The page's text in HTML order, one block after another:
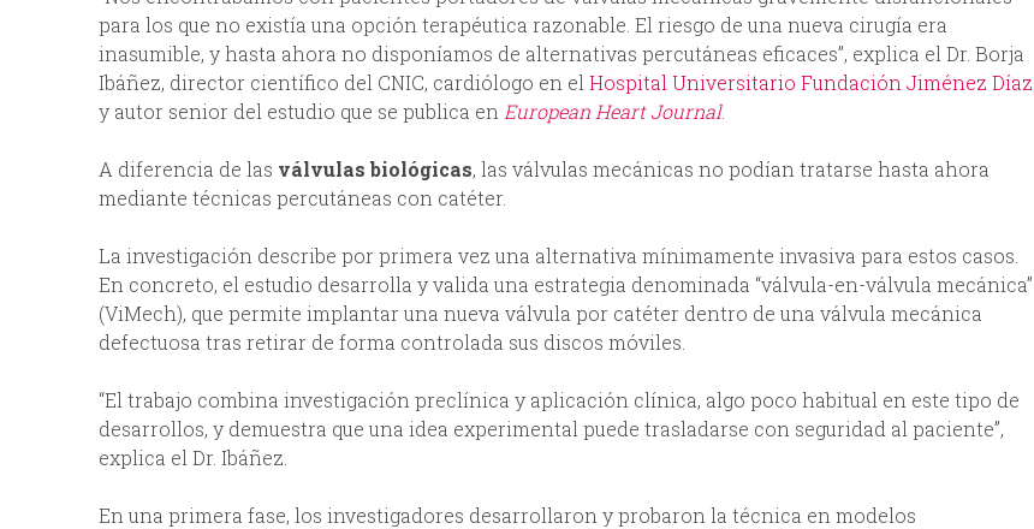
para los que no existía una opción terapéutica razonable. El riesgo de una nueva cirugía era
inasumible, y hasta ahora no disponíamos de alternativas percutáneas eficaces”, explica el Dr. Borja
Ibáñez, director científico del CNIC, cardiólogo en el Hospital Universitario Fundación Jiménez Díaz
y autor senior del estudio que se publica en European Heart Journal.
A diferencia de las válvulas biológicas, las válvulas mecánicas no podían tratarse hasta ahora
mediante técnicas percutáneas con catéter.
La investigación describe por primera vez una alternativa mínimamente invasiva para estos casos.
En concreto, el estudio desarrolla y valida una estrategia denominada “válvula-en-válvula mecánica”
(ViMech), que permite implantar una nueva válvula por catéter dentro de una válvula mecánica
defectuosa tras retirar de forma controlada sus discos móviles.
“El trabajo combina investigación preclínica y aplicación clínica, algo poco habitual en este tipo de
desarrollos, y demuestra que una idea experimental puede trasladarse con seguridad al paciente”,
explica el Dr. Ibáñez.
En una primera fase, los investigadores desarrollaron y probaron la técnica en modelos